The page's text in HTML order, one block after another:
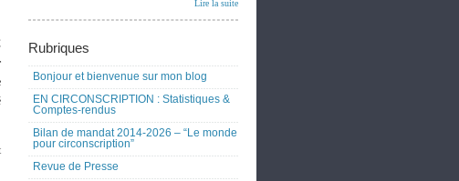
Lire la suite
Rubriques
Bonjour et bienvenue sur mon blog
EN CIRCONSCRIPTION : Statistiques &
Comptes-rendus
Bilan de mandat 2014-2026 – “Le monde
pour circonscription”
Revue de Presse